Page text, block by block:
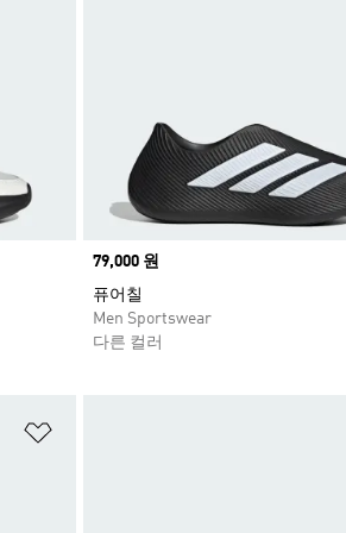
Price
79,000 원
퓨어칠
Men Sportswear
다른 컬러